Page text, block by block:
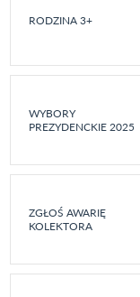
RODZINA 3+
WYBORY
PREZYDENCKIE 2025
ZGŁOŚ AWARIĘ
KOLEKTORA